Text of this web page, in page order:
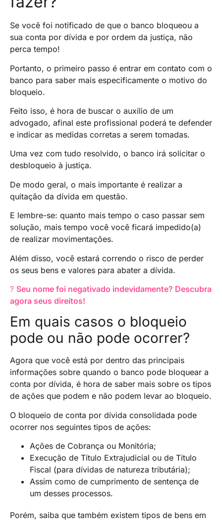
Se você foi notificado de que o banco bloqueou a
sua conta por dívida e por ordem da justiça, não
perca tempo!
Portanto, o primeiro passo é entrar em contato com o
banco para saber mais especificamente o motivo do
bloqueio.
Feito isso, é hora de buscar o auxílio de um
advogado, afinal este profissional poderá te defender
e indicar as medidas corretas a serem tomadas.
Uma vez com tudo resolvido, o banco irá solicitar o
desbloqueio à justiça.
De modo geral, o mais importante é realizar a
quitação da dívida em questão.
E lembre-se: quanto mais tempo o caso passar sem
solução, mais tempo você você ficará impedido(a)
de realizar movimentações.
Além disso, você estará correndo o risco de perder
os seus bens e valores para abater a dívida.
? Seu nome foi negativado indevidamente? Descubra
agora seus direitos!
Em quais casos o bloqueio
pode ou não pode ocorrer?
Agora que você está por dentro das principais
informações sobre quando o banco pode bloquear a
conta por dívida, é hora de saber mais sobre os tipos
de ações que podem e não podem levar ao bloqueio.
O bloqueio de conta por dívida consolidada pode
ocorrer nos seguintes tipos de ações:
Ações de Cobrança ou Monitória;
Execução de Título Extrajudicial ou de Título
Fiscal (para dívidas de natureza tributária);
Assim como de cumprimento de sentença de
um desses processos.
Porém, saiba que também existem tipos de bens em